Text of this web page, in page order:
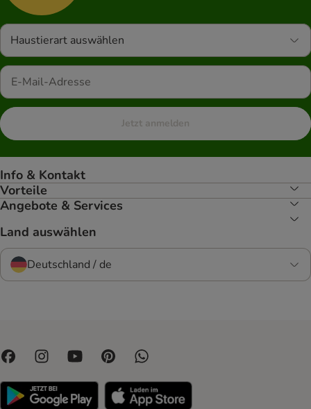
Haustierart auswählen
Jetzt anmelden
Info & Kontakt
Vorteile
Angebote & Services
Land auswählen
Deutschland / de